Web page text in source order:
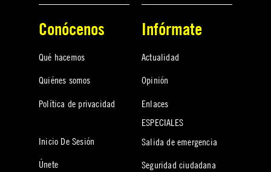
Conócenos
Qué hacemos
Quiénes somos
Política de privacidad
Inicio De Sesión
Únete
Infórmate
Actualidad
Opinión
Enlaces
ESPECIALES
Salida de emergencia
Seguridad ciudadana